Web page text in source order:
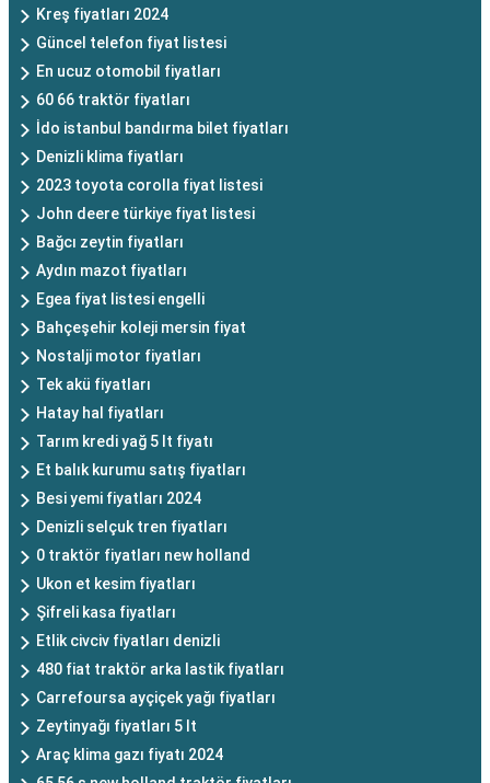
Kreş fiyatları 2024
Güncel telefon fiyat listesi
En ucuz otomobil fiyatları
60 66 traktör fiyatları
İdo istanbul bandırma bilet fiyatları
Denizli klima fiyatları
2023 toyota corolla fiyat listesi
John deere türkiye fiyat listesi
Bağcı zeytin fiyatları
Aydın mazot fiyatları
Egea fiyat listesi engelli
Bahçeşehir koleji mersin fiyat
Nostalji motor fiyatları
Tek akü fiyatları
Hatay hal fiyatları
Tarım kredi yağ 5 lt fiyatı
Et balık kurumu satış fiyatları
Besi yemi fiyatları 2024
Denizli selçuk tren fiyatları
0 traktör fiyatları new holland
Ukon et kesim fiyatları
Şifreli kasa fiyatları
Etlik civciv fiyatları denizli
480 fiat traktör arka lastik fiyatları
Carrefoursa ayçiçek yağı fiyatları
Zeytinyağı fiyatları 5 lt
Araç klima gazı fiyatı 2024